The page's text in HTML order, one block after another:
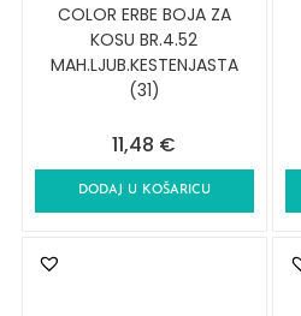
COLOR ERBE BOJA ZA
KOSU BR.4.52
MAH.LJUB.KESTENJASTA
(31)
11,48 €
DODAJ U KOŠARICU